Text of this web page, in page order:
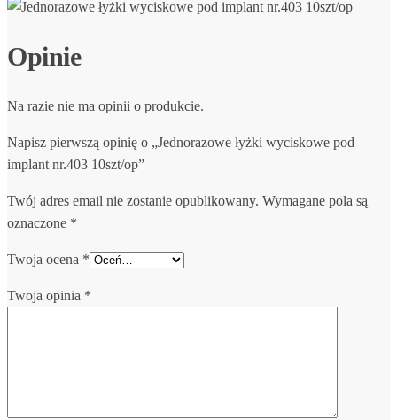
Opinie
Na razie nie ma opinii o produkcie.
Napisz pierwszą opinię o „Jednorazowe łyżki wyciskowe pod
implant nr.403 10szt/op”
Twój adres email nie zostanie opublikowany. Wymagane pola są
oznaczone *
Twoja ocena *
Twoja opinia *